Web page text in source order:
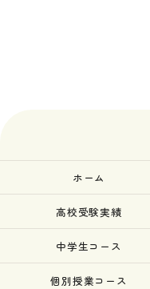
ホーム
高校受験実績
中学生コース
個別授業コース